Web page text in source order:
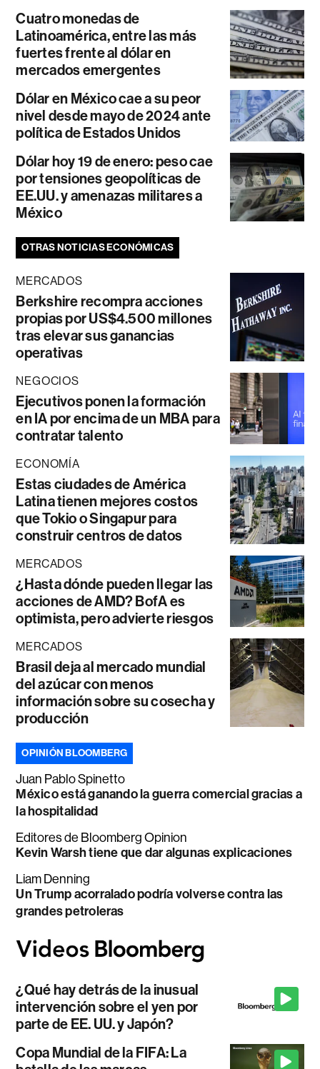
Cuatro monedas de
Latinoamérica, entre las más
fuertes frente al dólar en
mercados emergentes
Dólar en México cae a su peor
nivel desde mayo de 2024 ante
política de Estados Unidos
Dólar hoy 19 de enero: peso cae
por tensiones geopolíticas de
EE.UU. y amenazas militares a
México
OTRAS NOTICIAS ECONÓMICAS
MERCADOS
Berkshire recompra acciones
propias por US$4.500 millones
tras elevar sus ganancias
operativas
NEGOCIOS
Ejecutivos ponen la formación
en IA por encima de un MBA para
contratar talento
ECONOMÍA
Estas ciudades de América
Latina tienen mejores costos
que Tokio o Singapur para
construir centros de datos
MERCADOS
¿Hasta dónde pueden llegar las
acciones de AMD? BofA es
optimista, pero advierte riesgos
MERCADOS
Brasil deja al mercado mundial
del azúcar con menos
información sobre su cosecha y
producción
OPINIÓN BLOOMBERG
Juan Pablo Spinetto
México está ganando la guerra comercial gracias a
la hospitalidad
Editores de Bloomberg Opinion
Kevin Warsh tiene que dar algunas explicaciones
Liam Denning
Un Trump acorralado podría volverse contra las
grandes petroleras
¿Qué hay detrás de la inusual
intervención sobre el yen por
parte de EE. UU. y Japón?
Copa Mundial de la FIFA: La